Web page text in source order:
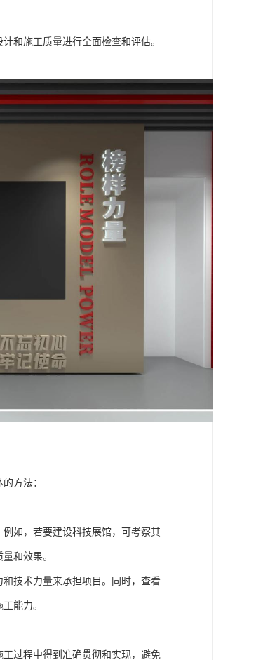
和施工质量进行全面检查和评估。
方法：
如，若要建设科技展馆，可考察其
和效果。
技术力量来承担项目。同时，查看
能力。
过程中得到准确贯彻和实现，避免